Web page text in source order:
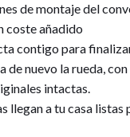
de montaje del
coste añadido
contigo para
de nuevo la rueda,
intactas.
llegan a tu casa